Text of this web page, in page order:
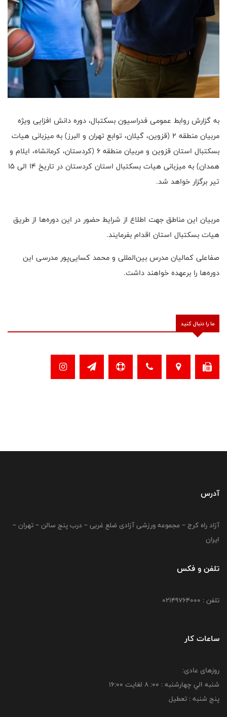
به گزارش روابط عمومی فدراسیون بسکتبال، دوره دانش افزایی ویژه
مربیان منطقه ۲ (قزوین، گیلان، توابع تهران و البرز) به میزبانی هیات
بسکتبال استان قزوین و مربیان منطقه ۶ (کردستان، کرمانشاه، ایلام و
همدان) به میزبانی هیات بسکتبال استان کردستان در تاریخ ۱۴ الی ۱۵
تیر برگزار خواهد شد.
مربیان این مناطق جهت اطلاع از شرایط حضور در این دوره‌ها از طریق
هیات بسکتبال استان اقدام بفرمایند.
صفاعلی کمالیان مدرس بین‌المللی و محمد کسایی‌پور مدرسی این
دوره‌ها را برعهده خواهند داشت.
ما را دنبال کنید
آدرس
آزاد راه کرج – مجموعه ورزشی آزادی ضلع غربی – درب پنج سالن – تهران –
ایران
تلفن و فکس
تلفن : 02149764000
ساعات کار
روزهای عادی:
شنبه الي چهارشنبه : 00: 8 لغايت 16:00
پنج شنبه : تعطیل